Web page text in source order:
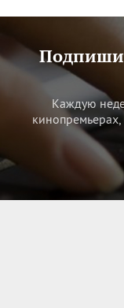
Каждую
кинопремьерах,